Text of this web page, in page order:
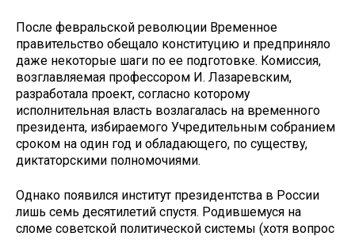
После февральской революции Временное
правительство обещало конституцию и предприняло
даже не­которые шаги по ее подготовке. Ко­миссия,
возглавляемая профессором И. Лазаревским,
разработала проект, согласно которому
исполнительная власть возлагалась на временного
пре­зидента, избираемого Учредительным собранием
сроком на один год и обла­дающего, по существу,
диктаторскими полномочиями.
Однако появился институт прези­дентства в России
лишь семь десяти­летий спустя. Родившемуся на
сломе советской политической системы (хо­тя вопрос